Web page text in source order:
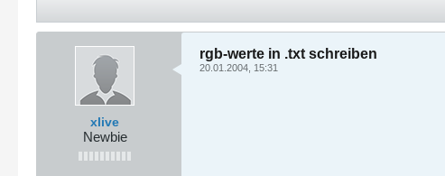
xlive
Newbie
rgb-werte in .txt schreiben
20.01.2004, 15:31